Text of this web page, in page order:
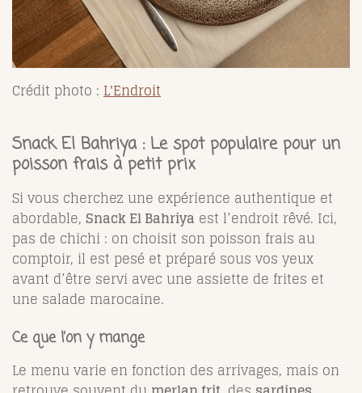
Crédit photo : L'Endroit
Snack El Bahriya : Le spot populaire pour un
poisson frais à petit prix
Si vous cherchez une expérience authentique et
abordable, Snack El Bahriya est l’endroit rêvé. Ici,
pas de chichi : on choisit son poisson frais au
comptoir, il est pesé et préparé sous vos yeux
avant d’être servi avec une assiette de frites et
une salade marocaine.
Ce que l’on y mange
Le menu varie en fonction des arrivages, mais on